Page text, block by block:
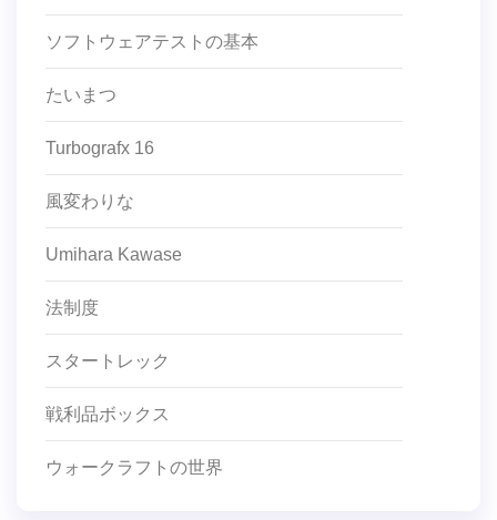
ソフトウェアテストの基本
たいまつ
Turbografx 16
風変わりな
Umihara Kawase
法制度
スタートレック
戦利品ボックス
ウォークラフトの世界